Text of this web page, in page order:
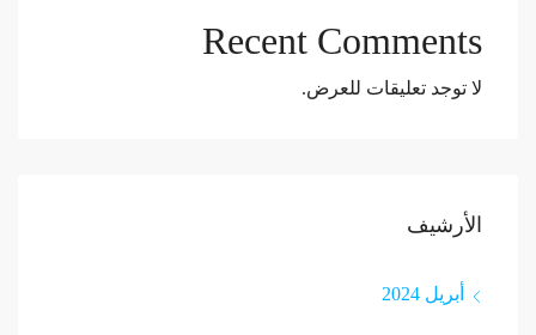
Recent Comments
لا توجد تعليقات للعرض.
الأرشيف
أبريل 2024